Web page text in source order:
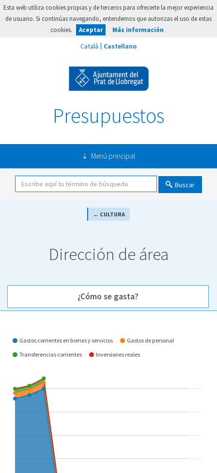
Esta web utiliza cookies propias y de terceros para ofrecerte la mejor experiencia
de usuario. Si continúas navegando, entendemos que autorizas el uso de estas
cookies.
Aceptar Más información
Presupuestos
Menú principal
Buscar
← CULTURA
Dirección de área
¿Cómo se gasta?
Gastos corrientes en bienes y servicios
Gastos de personal
Transferencias corrientes
Inversiones reales
2,5 mill. €